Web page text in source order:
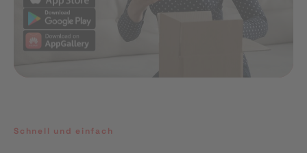
Schnell und einfach